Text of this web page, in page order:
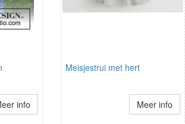
info
Meisjestrui met hert
Meer info